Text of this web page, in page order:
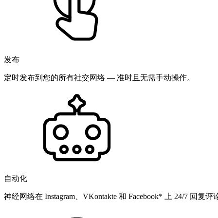
发布
定时发布到您的所有社交网络 — 准时且无需手动操作。
自动化
神经网络在 Instagram、VKontakte 和 Facebook* 上 24/7 回复评